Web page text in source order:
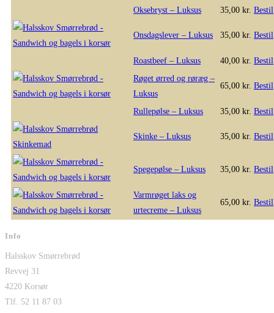
Oksebryst – Luksus 35,00 kr. Bestil
Onsdagslever – Luksus 35,00 kr. Bestil
Roastbeef – Luksus 40,00 kr. Bestil
Røget ørred og røræg –
Luksus
65,00 kr. Bestil
Rullepølse – Luksus 35,00 kr. Bestil
Skinke – Luksus 35,00 kr. Bestil
Spegepølse – Luksus 35,00 kr. Bestil
Varmrøget laks og
urtecreme – Luksus
65,00 kr. Bestil
Info
Halsskov Smørrebrød
Revvej 31
4220 Korsør
Tlf. 52 11 87 03